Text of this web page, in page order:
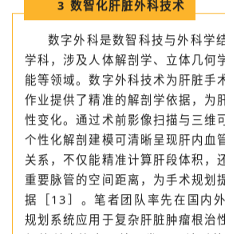
3 数智化肝脏外科技术
数字外科是数智科技与外科学
学科，涉及人体解剖学、立体几何
能等领域。数字外科技术为肝脏手
作业提供了精准的解剖学依据，为
性变化。通过术前影像扫描与三维
个性化解剖建模可清晰呈现肝内血
关系，不仅能精准计算肝段体积，
重要脉管的空间距离，为手术规划